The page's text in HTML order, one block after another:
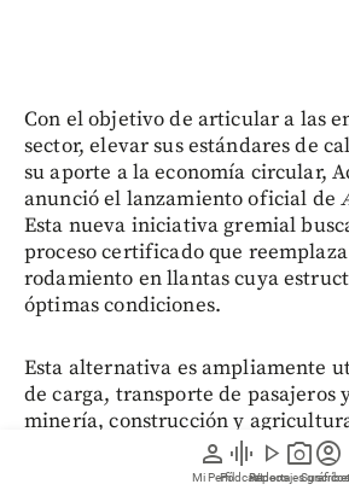
person
Mi Perfil
graphic_eq
Pódcast
play_arrow
Videos
photo_camera
Reportajes gráficos
account_circle
Con el objetivo de articular a las
sector, elevar sus estándares de
su aporte a la economía circular,
anunció el lanzamiento oficial de
Esta nueva iniciativa gremial
proceso certificado que
rodamiento en llantas cuya
óptimas condiciones.
Esta alternativa es ampliamente
de carga, transporte de pasajeros
minería, construcción y
nuevo rumbo al proceso de
con miras al crecimiento en el